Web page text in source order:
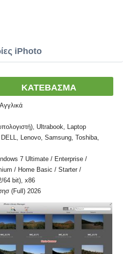
iPhoto
ΚΑΤΕΒΑΣΜΑ
Ultrabook, Laptop
Lenovo, Samsung, Toshiba,
7 Ultimate / Enterprise /
/ Home Basic / Starter /
64 bit), x86
(Full) 2026